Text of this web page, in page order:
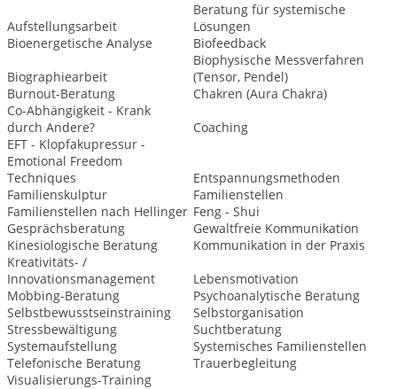
Aufstellungsarbeit
Beratung für systemische
Lösungen
Bioenergetische Analyse
Biofeedback
Biographiearbeit
Biophysische Messverfahren
(Tensor, Pendel)
Burnout-Beratung
Chakren (Aura Chakra)
Co-Abhängigkeit - Krank
durch Andere?
Coaching
EFT - Klopfakupressur -
Emotional Freedom
Techniques
Entspannungsmethoden
Familienskulptur
Familienstellen
Familienstellen nach Hellinger Feng - Shui
Gesprächsberatung
Gewaltfreie Kommunikation
Kinesiologische Beratung
Kommunikation in der Praxis
Kreativitäts- /
Innovationsmanagement
Lebensmotivation
Mobbing-Beratung
Psychoanalytische Beratung
Selbstbewusstseinstraining
Selbstorganisation
Stressbewältigung
Suchtberatung
Systemaufstellung
Systemisches Familienstellen
Telefonische Beratung
Trauerbegleitung
Visualisierungs-Training